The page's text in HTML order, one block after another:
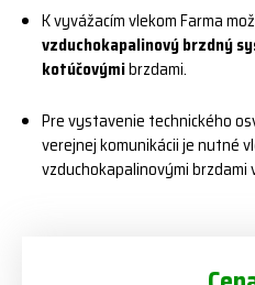
K vyvážacím vlekom Farma
vzduchokapalinový brzdný
kotúčovýmibrzdami.
Pre vystavenie technického
verejnej komunikácii je nutné
vzduchokapalinovými brzdami